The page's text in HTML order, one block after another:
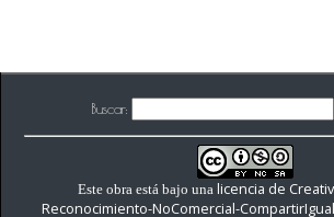
Buscar:
Este obra está bajo una licencia de
Reconocimiento-NoComercial-